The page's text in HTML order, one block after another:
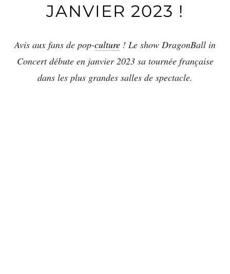
JANVIER 2023 !
Avis aux fans de pop-culture ! Le show DragonBall in
Concert débute en janvier 2023 sa tournée française
dans les plus grandes salles de spectacle.